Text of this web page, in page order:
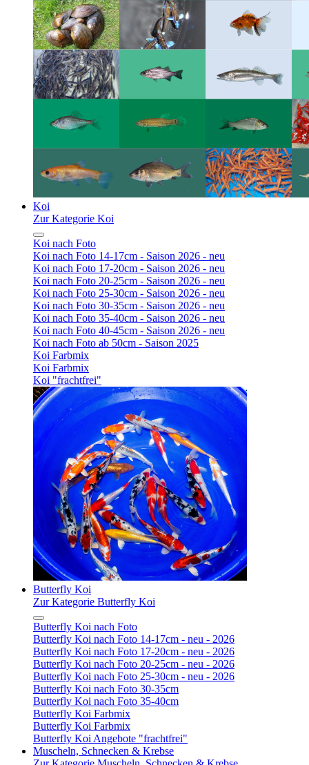
Koi
Zur Kategorie Koi
Koi nach Foto
Koi nach Foto 14-17cm - Saison 2026 - neu
Koi nach Foto 17-20cm - Saison 2026 - neu
Koi nach Foto 20-25cm - Saison 2026 - neu
Koi nach Foto 25-30cm - Saison 2026 - neu
Koi nach Foto 30-35cm - Saison 2026 - neu
Koi nach Foto 35-40cm - Saison 2026 - neu
Koi nach Foto 40-45cm - Saison 2026 - neu
Koi nach Foto ab 50cm - Saison 2025
Koi Farbmix
Koi Farbmix
Koi "frachtfrei"
Butterfly Koi
Zur Kategorie Butterfly Koi
Butterfly Koi nach Foto
Butterfly Koi nach Foto 14-17cm - neu - 2026
Butterfly Koi nach Foto 17-20cm - neu - 2026
Butterfly Koi nach Foto 20-25cm - neu - 2026
Butterfly Koi nach Foto 25-30cm - neu - 2026
Butterfly Koi nach Foto 30-35cm
Butterfly Koi nach Foto 35-40cm
Butterfly Koi Farbmix
Butterfly Koi Farbmix
Butterfly Koi Angebote "frachtfrei"
Muscheln, Schnecken & Krebse